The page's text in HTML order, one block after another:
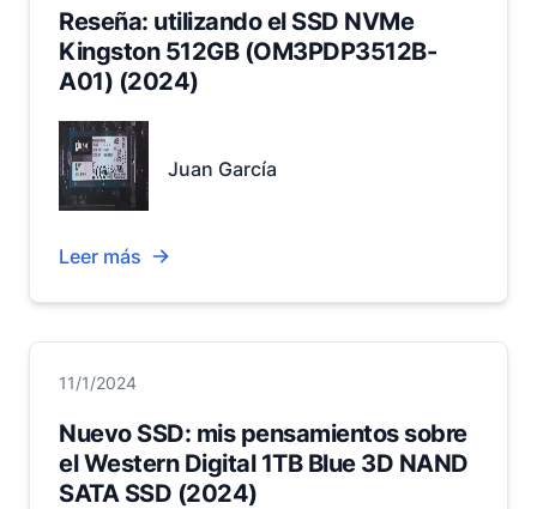
Reseña: utilizando el SSD NVMe
Kingston 512GB (OM3PDP3512B-
A01) (2024)
Juan García
Leer más
11/1/2024
Nuevo SSD: mis pensamientos sobre
el Western Digital 1TB Blue 3D NAND
SATA SSD (2024)